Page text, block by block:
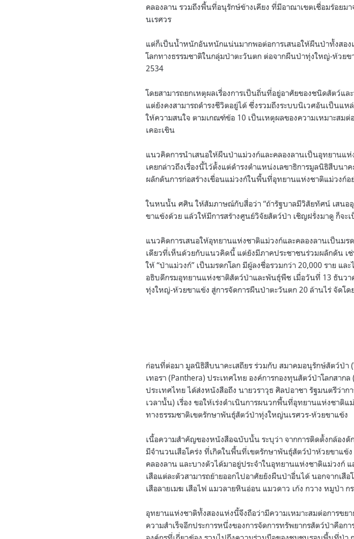
คลองลาน รวมถึงพื้นที่อนุรักษ์ข้างเคียง ที่มีอาณาเขตเชื่อมร้อย
นเรศวร
แต่ก็เป็นน้ำหนักอันหนักแน่นมากพอต่อการเสนอให้ผืนป่าทั้งสอง
โลกทางธรรมชาติในกลุ่มป่าตะวันตก ต่อจากผืนป่าทุ่งใหญ่-ห้วย
2534
โดยสามารถยกเหตุผลเรื่องการเป็นถิ่นที่อยู่อาศัยของชนิดสัตว์แ
แต่ยังคงสามารถดำรงชีวิตอยู่ได้ ซึ่งรวมถึงระบบนิเวศอันเป็นแ
ให้ความสนใจ ตามเกณฑ์ข้อ 10 เป็นเหตุผลของความเหมาะสมต่
เคอะเขิน
แนวคิดการนำเสนอให้ผืนป่าแม่วงก์และคลองลานเป็นอุทยานแ
เคยกล่าวถึงเรื่องนี้ไว้ตั้งแต่ดำรงตำแหน่งเลขาธิการมูลนิธิสืบนา
ผลักดันการก่อสร้างเขื่อนแม่วงก์ในพื้นที่อุทยานแห่งชาติแม่วงก์อ
ในหนนั้น ศศิน ให้สัมภาษณ์กับสื่อว่า “ถ้ารัฐบาลมีวิสัยทัศน์ เสนอ
ขาแข้งด้วย แล้วให้มีการสร้างศูนย์วิจัยสัตว์ป่า เชิญฝรั่งมาดู ก็จะ
แนวคิดการเสนอให้อุทยานแห่งชาติแม่วงก์และคลองลานเป็นมร
เดียวที่เห็นด้วยกับแนวคิดนี้ แต่ยังมีภาคประชาชนร่วมผลักดัน เ
ให้ “ป่าแม่วงก์” เป็นมรดกโลก มีผู้ลงชื่อรวมกว่า 20,000 ราย แ
อธิบดีกรมอุทยานแห่งชาติสัตว์ป่าและพันธุ์พืช เมื่อวันที่ 13 ธันวา
ทุ่งใหญ่-ห้วยขาแข้ง สู่การจัดการผืนป่าตะวันตก 20 ล้านไร่ จัดโด
ก่อนที่ต่อมา มูลนิธิสืบนาคะเสถียร ร่วมกับ สมาคมอนุรักษ์สัตว์ป่า
เทอรา (Panthera) ประเทศไทย องค์การกองทุนสัตว์ป่าโลกสาก
ประเทศไทย ได้ส่งหนังสือถึง นายวราวุธ ศิลปอาชา รัฐมนตรีว่า
เวลานั้น) เรื่อง ขอให้เร่งดำเนินการผนวกพื้นที่อุทยานแห่งชาติ
ทางธรรมชาติเขตรักษาพันธุ์สัตว์ป่าทุ่งใหญ่นเรศวร-ห้วยขาแข้ง
เนื้อความสำคัญของหนังสือฉบับนั้น ระบุว่า จากการติดตั้งกล้องดั
มีจำนวนเสือโคร่ง ที่เกิดในพื้นที่เขตรักษาพันธุ์สัตว์ป่าห้วยขาแข้
คลองลาน และบางตัวได้มาอยู่ประจำในอุทยานแห่งชาติแม่วงก์
เสือแต่ละตัวสามารถย้ายออกไปอาศัยยังผืนป่าอื่นได้ นอกจากเสื
เสือลายเมฆ เสือไฟ แมวลายหินอ่อน แมวดาว เก้ง กวาง หมูป่า ก
อุทยานแห่งชาติทั้งสองแห่งนี้จึงถือว่ามีความเหมาะสมต่อการขย
ความสำเร็จอีกประการหนึ่งของการจัดการทรัพยากรสัตว์ป่าคือก